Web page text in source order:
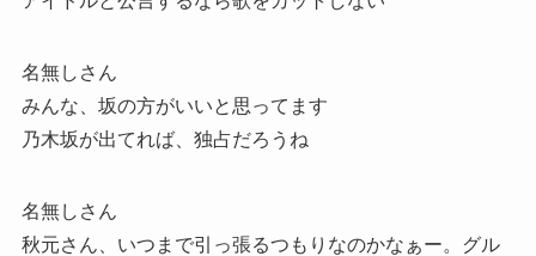
名無しさん
みんな、坂の方がいいと思ってます
乃木坂が出てれば、独占だろうね
名無しさん
秋元さん、いつまで引っ張るつもりなのかなぁー。グル